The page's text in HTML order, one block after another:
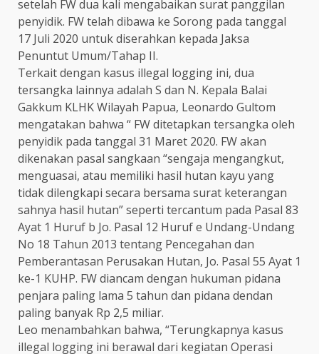
setelah FW dua kali mengabaikan surat panggilan
penyidik. FW telah dibawa ke Sorong pada tanggal
17 Juli 2020 untuk diserahkan kepada Jaksa
Penuntut Umum/Tahap II.
Terkait dengan kasus illegal logging ini, dua
tersangka lainnya adalah S dan N. Kepala Balai
Gakkum KLHK Wilayah Papua, Leonardo Gultom
mengatakan bahwa “ FW ditetapkan tersangka oleh
penyidik pada tanggal 31 Maret 2020. FW akan
dikenakan pasal sangkaan “sengaja mengangkut,
menguasai, atau memiliki hasil hutan kayu yang
tidak dilengkapi secara bersama surat keterangan
sahnya hasil hutan” seperti tercantum pada Pasal 83
Ayat 1 Huruf b Jo. Pasal 12 Huruf e Undang-Undang
No 18 Tahun 2013 tentang Pencegahan dan
Pemberantasan Perusakan Hutan, Jo. Pasal 55 Ayat 1
ke-1 KUHP. FW diancam dengan hukuman pidana
penjara paling lama 5 tahun dan pidana dendan
paling banyak Rp 2,5 miliar.
Leo menambahkan bahwa, “Terungkapnya kasus
illegal logging ini berawal dari kegiatan Operasi